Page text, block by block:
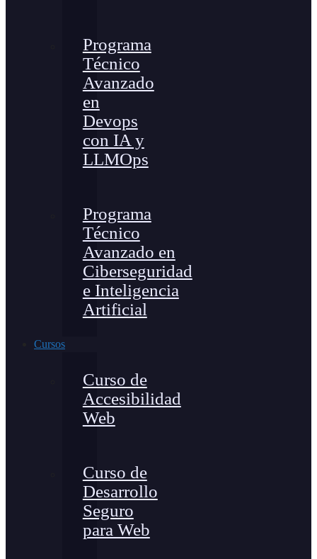
Programa
Técnico
Avanzado
en
Devops
con IA y
LLMOps
Programa
Técnico
Avanzado en
Ciberseguridad
e Inteligencia
Artificial
Cursos
Curso de
Accesibilidad
Web
Curso de
Desarrollo
Seguro
para Web